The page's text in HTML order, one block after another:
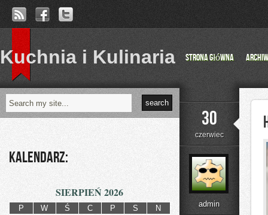
Kuchnia i Kulinaria Strona główna
30
czerwiec
admin
Kalendarz:
SIERPIEŃ 2026
P W Ś C P S
N